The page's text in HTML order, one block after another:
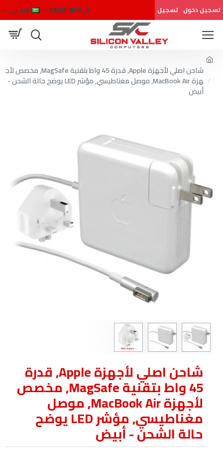
تسجيل دخول تسجيل SAUDI RIYALS العربى
شاحن اصلي لأجهزة Apple, قدرة 45 واط بتقنية MagSafe, مخصص لأج
هزة MacBook Air, موصل مغناطيسي, مؤشر LED يوضح حالة الشحن -
أبيض
شاحن اصلي لأجهزة Apple, قدرة
45 واط بتقنية MagSafe, مخصص
لأجهزة MacBook Air, موصل
مغناطيسي, مؤشر LED يوضح
حالة الشحن - أبيض